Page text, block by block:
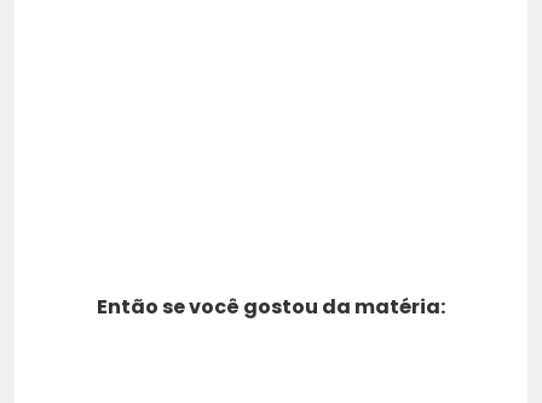
Então se você gostou da matéria: